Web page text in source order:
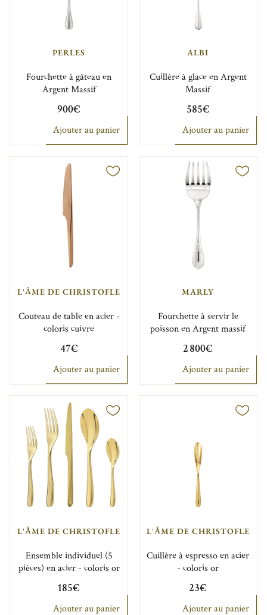
PERLES
Fourchette à gâteau en
Argent Massif
900€
Ajouter au panier
ALBI
Cuillère à glace en Argent
Massif
585€
Ajouter au panier
L'ÂME DE CHRISTOFLE
Couteau de table en acier -
coloris cuivre
47€
Ajouter au panier
MARLY
Fourchette à servir le
poisson en Argent massif
2 800€
Ajouter au panier
L'ÂME DE CHRISTOFLE
Ensemble individuel (5
pièces) en acier - coloris or
185€
Ajouter au panier
L'ÂME DE CHRISTOFLE
Cuillère à espresso en acier
- coloris or
23€
Ajouter au panier